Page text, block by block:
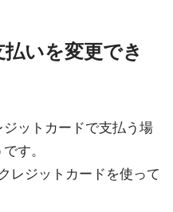
いを変更でき
ットカードで支払う場
す。
レジットカードを使って